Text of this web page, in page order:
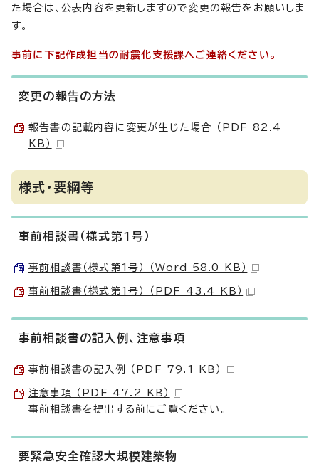
た場合は、公表内容を更新しますので変更の報告をお願いしま
す。
事前に下記作成担当の耐震化支援課へご連絡ください。
変更の報告の方法
報告書の記載内容に変更が生じた場合 （PDF 82.4
KB）
様式・要綱等
事前相談書（様式第1号）
事前相談書（様式第1号） （Word 58.0 KB）
事前相談書（様式第1号） （PDF 43.4 KB）
事前相談書の記入例、注意事項
事前相談書の記入例 （PDF 79.1 KB）
注意事項 （PDF 47.2 KB）
事前相談書を提出する前にご覧ください。
要緊急安全確認大規模建築物